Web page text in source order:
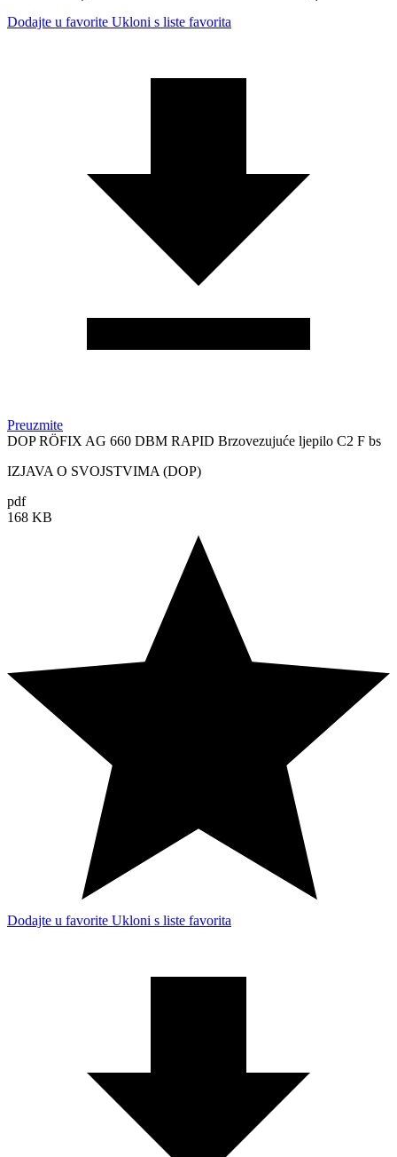
Dodajte u favorite Ukloni s liste favorita
Preuzmite
DOP RÖFIX AG 660 DBM RAPID Brzovezujuće ljepilo C2 F bs
IZJAVA O SVOJSTVIMA (DOP)
pdf
168 KB
Dodajte u favorite Ukloni s liste favorita